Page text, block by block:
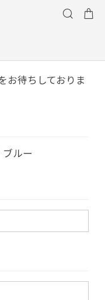
お待ちしておりま
ルー